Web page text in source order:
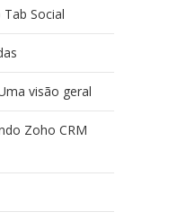
Social
visão geral
Zoho CRM